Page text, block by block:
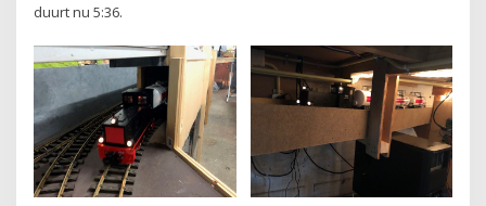
duurt nu 5:36.